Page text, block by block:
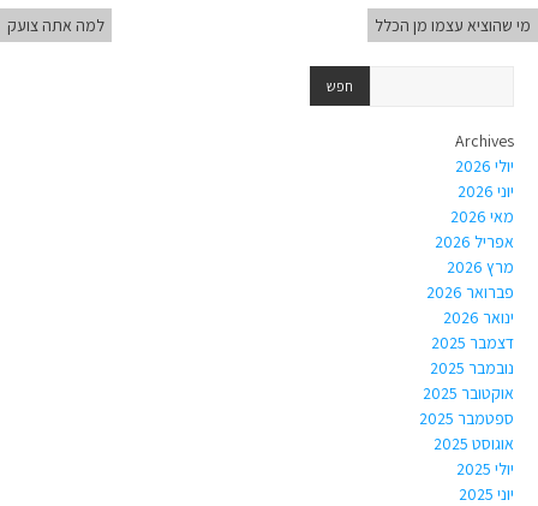
מי שהוציא עצמו מן הכלל למה אתה צועק
Archives
יולי 2026
יוני 2026
מאי 2026
אפריל 2026
מרץ 2026
פברואר 2026
ינואר 2026
דצמבר 2025
נובמבר 2025
אוקטובר 2025
ספטמבר 2025
אוגוסט 2025
יולי 2025
יוני 2025